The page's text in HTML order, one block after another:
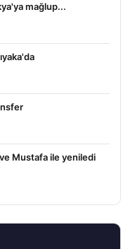
mağlup...
Mustafa ile yeniledi